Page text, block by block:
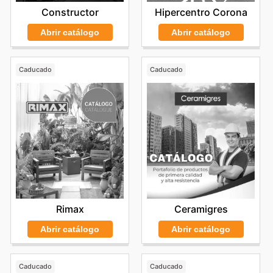
Constructor
Abrir catálogo
Hipercentro Corona
Abrir catálogo
Caducado
Rimax
Abrir catálogo
Caducado
Ceramigres
Abrir catálogo
Caducado Caducado